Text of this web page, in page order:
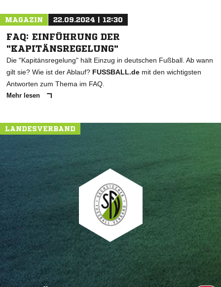
MAGAZIN 22.09.2024 | 12:30
FAQ: EINFÜHRUNG DER
"KAPITÄNSREGELUNG"
Die "Kapitänsregelung" hält Einzug in deutschen Fußball. Ab wann
gilt sie? Wie ist der Ablauf? FUSSBALL.de mit den wichtigsten
Antworten zum Thema im FAQ.
Mehr lesen
LANDESVERBAND